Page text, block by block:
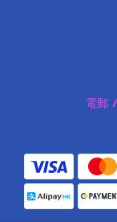
電郵